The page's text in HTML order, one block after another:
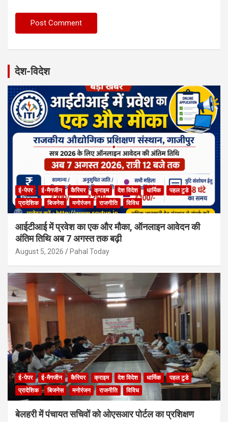
देश-विदेश
ई-पेपर ई-मैगजीन कैरियर क्राइम देश विदेश धार्मिक
पहल टुडे
प्रादेशिक
बिजनेस मनोरंजन राजनीति विविध
आईटीआई में प्रवेश का एक और मौका, ऑनलाइन आवेदन की
अंतिम तिथि अब 7 अगस्त तक बढ़ी
August 5, 2026 Pahal Today
ई-पेपर ई-मैगजीन कैरियर क्राइम देश विदेश धार्मिक
पहल टुडे
प्रादेशिक
बिजनेस मनोरंजन राजनीति विविध
बेलहरी में पंचायत सचिवों को ओएसआर पोर्टल का प्रशिक्षण